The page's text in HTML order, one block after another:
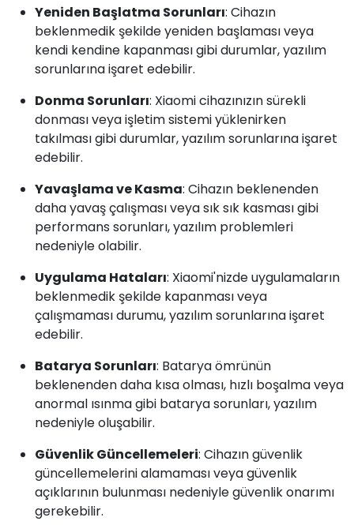
Yeniden Başlatma Sorunları: Cihazın
beklenmedik şekilde yeniden başlaması veya
kendi kendine kapanması gibi durumlar, yazılım
sorunlarına işaret edebilir.
Donma Sorunları: Xiaomi cihazınızın sürekli
donması veya işletim sistemi yüklenirken
takılması gibi durumlar, yazılım sorunlarına işaret
edebilir.
Yavaşlama ve Kasma: Cihazın beklenenden
daha yavaş çalışması veya sık sık kasması gibi
performans sorunları, yazılım problemleri
nedeniyle olabilir.
Uygulama Hataları: Xiaomi'nizde uygulamaların
beklenmedik şekilde kapanması veya
çalışmaması durumu, yazılım sorunlarına işaret
edebilir.
Batarya Sorunları: Batarya ömrünün
beklenenden daha kısa olması, hızlı boşalma veya
anormal ısınma gibi batarya sorunları, yazılım
nedeniyle oluşabilir.
Güvenlik Güncellemeleri: Cihazın güvenlik
güncellemelerini alamaması veya güvenlik
açıklarının bulunması nedeniyle güvenlik onarımı
gerekebilir.